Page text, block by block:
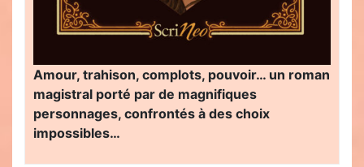
Amour, trahison, complots, pouvoir… un roman
magistral porté par de magnifiques
personnages, confrontés à des choix
impossibles…